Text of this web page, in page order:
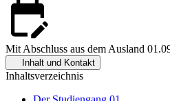
Mit Abschluss aus dem Ausland
Inhalt und Kontakt
Inhaltsverzeichnis